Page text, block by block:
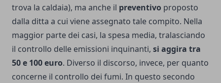
trova la caldaia), ma anche il preventivo proposto
dalla ditta a cui viene assegnato tale compito. Nella
maggior parte dei casi, la spesa media, tralasciando
il controllo delle emissioni inquinanti, si aggira tra
50 e 100 euro. Diverso il discorso, invece, per quanto
concerne il controllo dei fumi. In questo secondo